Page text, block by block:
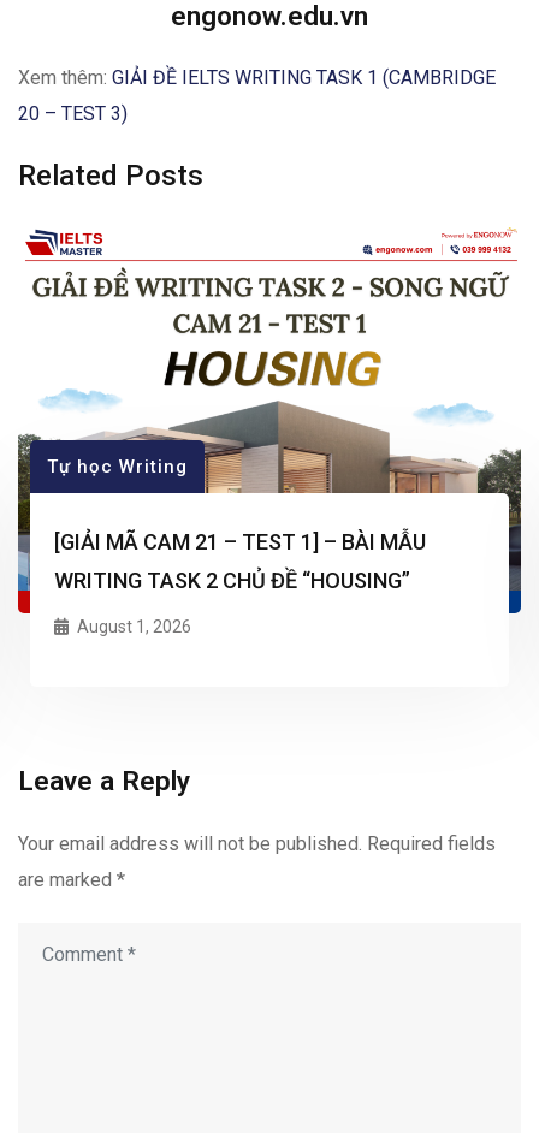
engonow.edu.vn
Xem thêm: GIẢI ĐỀ IELTS WRITING TASK 1 (CAMBRIDGE
20 – TEST 3)
Related Posts
Tự học Writing
[GIẢI MÃ CAM 21 – TEST 1] – BÀI MẪU
WRITING TASK 2 CHỦ ĐỀ “HOUSING”
August 1, 2026
Leave a Reply
Your email address will not be published. Required fields
are marked *